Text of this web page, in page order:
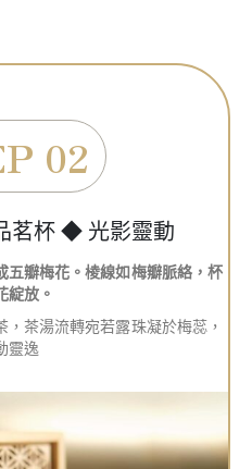
02
茗杯 ◆ 光影靈動
五瓣梅花。棱線如梅瓣脈絡，杯
綻放。
茶湯流轉宛若露珠凝於梅蕊，
靈逸